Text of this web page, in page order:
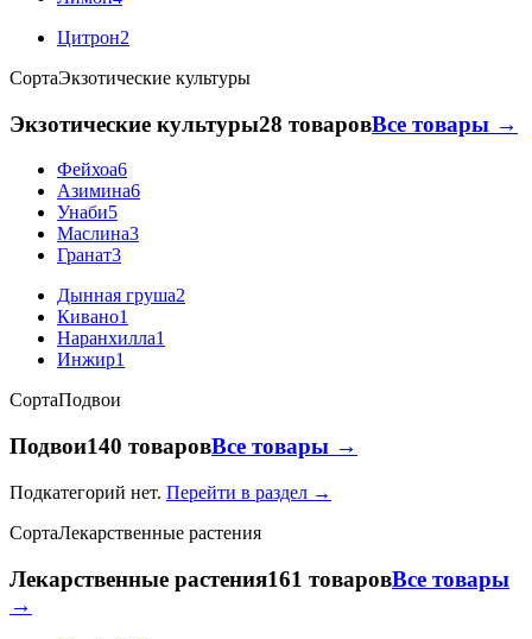
Цитрон2
СортаЭкзотические культуры
Экзотические культуры28 товаровВсе товары →
Фейхоа6
Азимина6
Унаби5
Маслина3
Гранат3
Дынная груша2
Кивано1
Наранхилла1
Инжир1
СортаПодвои
Подвои140 товаровВсе товары →
Подкатегорий нет. Перейти в раздел →
СортаЛекарственные растения
Лекарственные растения161 товаровВсе товары
→